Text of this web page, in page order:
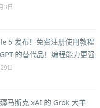
3日
5 发布！免费注册使用教程
的替代品！编程能力更强
日
马斯克 xAI 的 Grok 大羊